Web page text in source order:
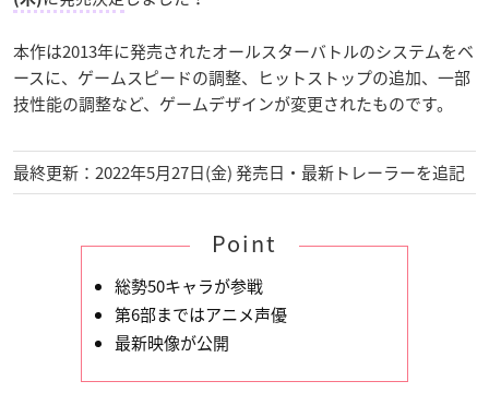
本作は2013年に発売されたオールスターバトルのシステムをベ
ースに、ゲームスピードの調整、ヒットストップの追加、一部
技性能の調整など、ゲームデザインが変更されたものです。
最終更新：2022年5月27日(金) 発売日・最新トレーラーを追記
Point
総勢50キャラが参戦
第6部まではアニメ声優
最新映像が公開